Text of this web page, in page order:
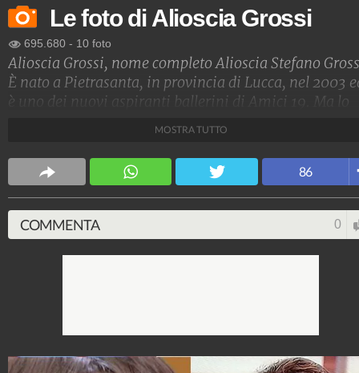
Le foto di Alioscia Grossi
695.680 - 10 foto
Alioscia Grossi, nome completo Alioscia Stefano
È nato a Pietrasanta, in provincia di Lucca, nel 2003
è uno dei nuovi aspiranti ballerini di Amici 19. Ma lo
era uno dei bambini di "Chi ha incastrato Peter
4.053.337.414-9.453 video-76.076 foto
MOSTRA TUTTO
86
COMMENTA 0